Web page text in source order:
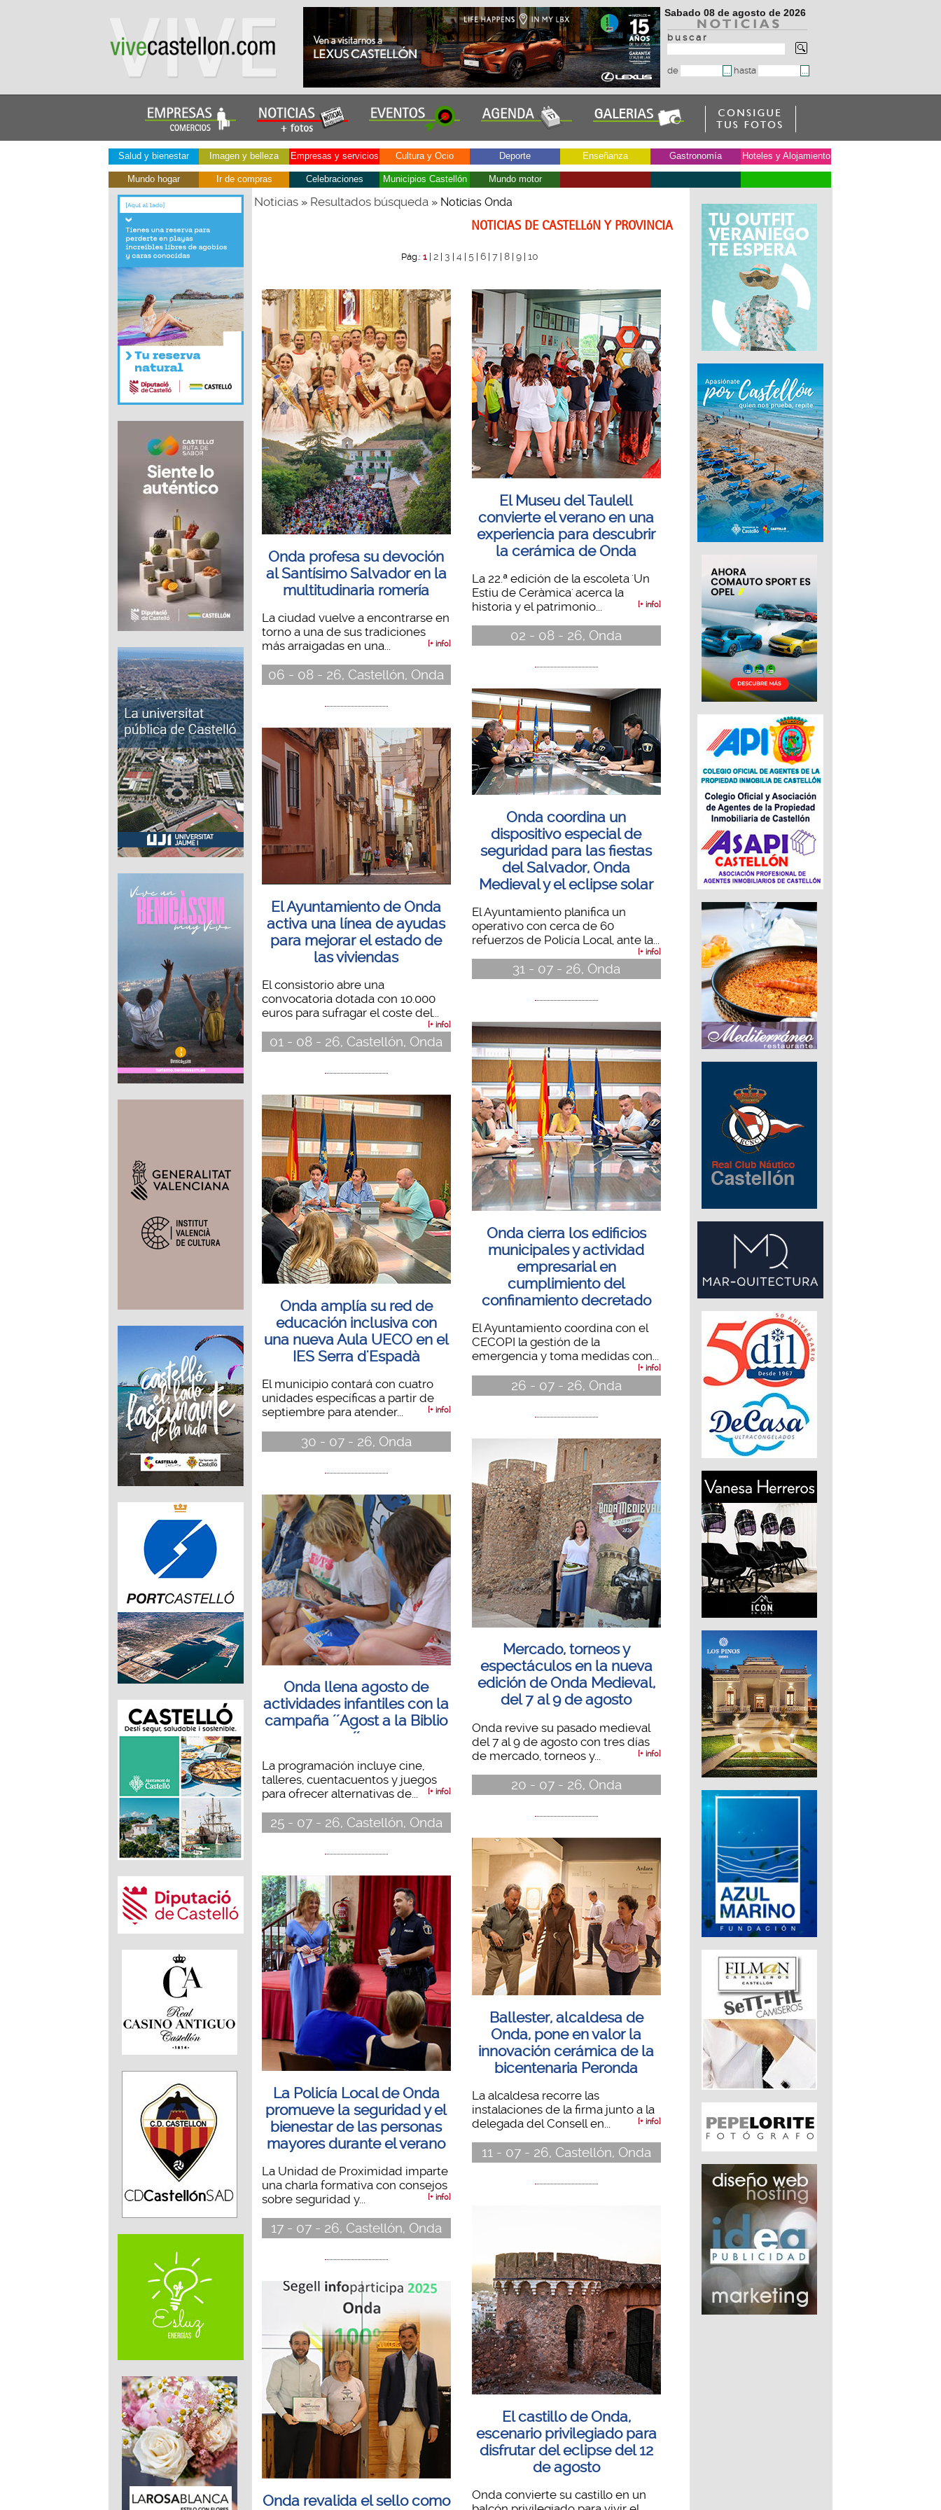
Sabado 08 de agosto de 2026
b u s c a r
de hasta
Salud y bienestar Imagen y belleza Empresas y servicios Cultura y Ocio Deporte Enseñanza Gastronomía Hoteles y Alojamiento
Mundo hogar Ir de compras Celebraciones Municipios Castellón Mundo motor
Noticias» Resultados búsqueda» Noticias Onda
NOTICIAS DE CASTELLóN Y PROVINCIA
Pág.: 1 2 3 4 5 6 7 8 9 10
Onda profesa su devoción
al Santísimo Salvador en la
multitudinaria romería
La ciudad vuelve a encontrarse en
torno a una de sus tradiciones
más arraigadas en una...
[+ info]
06 - 08 - 26, Castellón, Onda
El Ayuntamiento de Onda
activa una línea de ayudas
para mejorar el estado de
las viviendas
El consistorio abre una
convocatoria dotada con 10.000
euros para sufragar el coste del...
[+ info]
01 - 08 - 26, Castellón, Onda
Onda amplía su red de
educación inclusiva con
una nueva Aula UECO en el
IES Serra d'Espadà
El municipio contará con cuatro
unidades específicas a partir de
septiembre para atender...
[+ info]
30 - 07 - 26, Onda
Onda llena agosto de
actividades infantiles con la
campaña ´´Agost a la Biblio
´´
La programación incluye cine,
talleres, cuentacuentos y juegos
para ofrecer alternativas de...
[+ info]
25 - 07 - 26, Castellón, Onda
La Policía Local de Onda
promueve la seguridad y el
bienestar de las personas
mayores durante el verano
La Unidad de Proximidad imparte
una charla formativa con consejos
sobre seguridad y...
[+ info]
17 - 07 - 26, Castellón, Onda
Onda revalida el sello como
El Museu del Taulell
convierte el verano en una
experiencia para descubrir
la cerámica de Onda
La 22.ª edición de la escoleta 'Un
Estiu de Ceràmica' acerca la
historia y el patrimonio...
[+ info]
02 - 08 - 26, Onda
Onda coordina un
dispositivo especial de
seguridad para las fiestas
del Salvador, Onda
Medieval y el eclipse solar
El Ayuntamiento planifica un
operativo con cerca de 60
refuerzos de Policía Local, ante la...
[+ info]
31 - 07 - 26, Onda
Onda cierra los edificios
municipales y actividad
empresarial en
cumplimiento del
confinamiento decretado
El Ayuntamiento coordina con el
CECOPI la gestión de la
emergencia y toma medidas con...
[+ info]
26 - 07 - 26, Onda
Mercado, torneos y
espectáculos en la nueva
edición de Onda Medieval,
del 7 al 9 de agosto
Onda revive su pasado medieval
del 7 al 9 de agosto con tres días
de mercado, torneos y...
[+ info]
20 - 07 - 26, Onda
Ballester, alcaldesa de
Onda, pone en valor la
innovación cerámica de la
bicentenaria Peronda
La alcaldesa recorre las
instalaciones de la firma junto a la
delegada del Consell en...
[+ info]
11 - 07 - 26, Castellón, Onda
El castillo de Onda,
escenario privilegiado para
disfrutar del eclipse del 12
de agosto
Onda convierte su castillo en un